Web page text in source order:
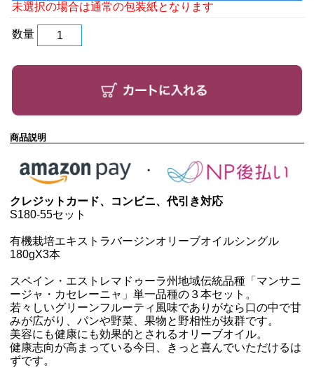
未選択の場合は通常の包装紙となります
数量
商品説明
クレジットカード、コンビニ、代引き対応
S180-55セット
有機栽培エキストラバージンオリーブオイルシングル
180gX3本
スペイン・エストレマドゥーラ州地域伝統品種「マンサニ
ージャ・カセレーニャ」単一品種の３本セット。
若々しいグリーンフルーティ風味でありがなら口の中で甘
みが広がり、パンや野菜、果物と野相性が抜群です。
美容にも健康にも効果的とされるオリーブオイル。
健康志向が高まっている今日、きっと喜んでいただけるは
ずです。